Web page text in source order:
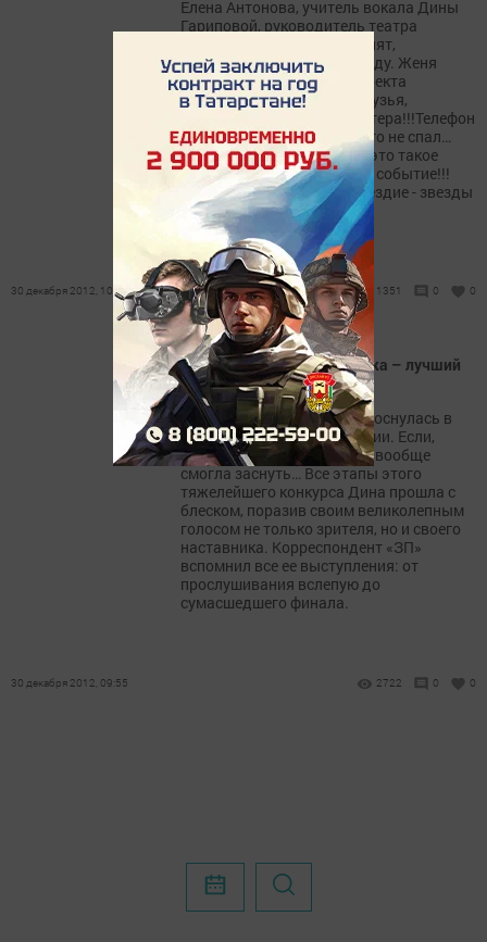
Елена Антонова, учитель вокала Дины
Гариповой, руководитель театра
«Золотой микрофон». Звонят,
поздравляют меня отовсюду. Женя
Аладинский, продюсер проекта
«Созвездие» из Казани, друзья,
музыканты из Москвы, Питера!!!Телефон
не умолкает, всю ночь никто не спал…
Это победа нашей школы, это такое
показательное и значимое событие!!!
Это тоже счастливое созвездие - звезды
так...
30 декабря 2012, 10:33 1351 0 0
Жительница Зеленодольска – лучший
голос России
Сегодня Дина Гарипова проснулась в
ранге лучшего голоса России. Если,
после вчерашнего финала, вообще
смогла заснуть… Все этапы этого
тяжелейшего конкурса Дина прошла с
блеском, поразив своим великолепным
голосом не только зрителя, но и своего
наставника. Корреспондент «ЗП»
вспомнил все ее выступления: от
прослушивания вслепую до
сумасшедшего финала.
30 декабря 2012, 09:55 2722 0 0